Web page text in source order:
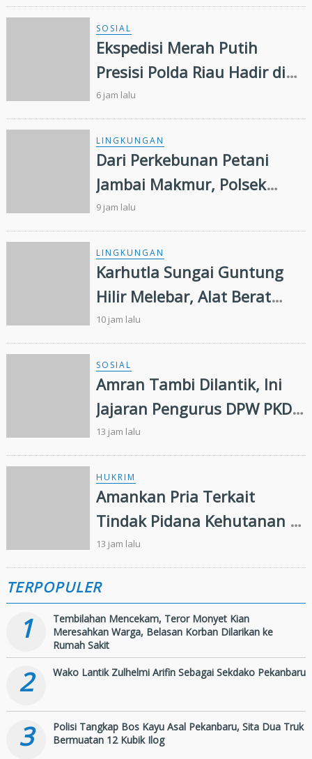
SOSIAL
Ekspedisi Merah Putih
Presisi Polda Riau Hadir di
Panipahan, Salurkan
Bantuan dan Layanan
Kesehatan
6 jam lalu
LINGKUNGAN
Dari Perkebunan Petani
Jambai Makmur, Polsek
Kandis Kembangkan
Swasembada Pangan
Nasional
9 jam lalu
LINGKUNGAN
Karhutla Sungai Guntung
Hilir Melebar, Alat Berat
Tambahan dan Heli Water
Bombing Dikerahkan
10 jam lalu
SOSIAL
Amran Tambi Dilantik, Ini
Jajaran Pengurus DPW PKDP
Riau 2026-2031
13 jam lalu
HUKRIM
Amankan Pria Terkait
Tindak Pidana Kehutanan di
Kampar Kiri, Polisi Temukan
Puluhan Butir Ekstasi
13 jam lalu
TERPOPULER
1
Tembilahan Mencekam, Teror Monyet Kian
Meresahkan Warga, Belasan Korban Dilarikan ke
Rumah Sakit
2 Wako Lantik Zulhelmi Arifin Sebagai Sekdako Pekanbaru
3
Polisi Tangkap Bos Kayu Asal Pekanbaru, Sita Dua Truk
Bermuatan 12 Kubik Ilog